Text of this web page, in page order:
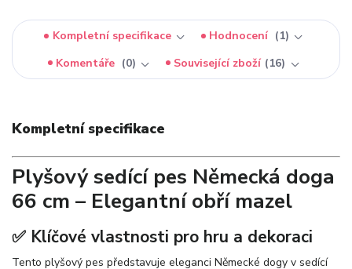
Kompletní specifikace Hodnocení
1
Komentáře
0 Související zboží 16
Kompletní specifikace
Plyšový sedící pes Německá doga
66 cm – Elegantní obří mazel
✅ Klíčové vlastnosti pro hru a dekoraci
Tento plyšový pes představuje eleganci Německé dogy v sedící